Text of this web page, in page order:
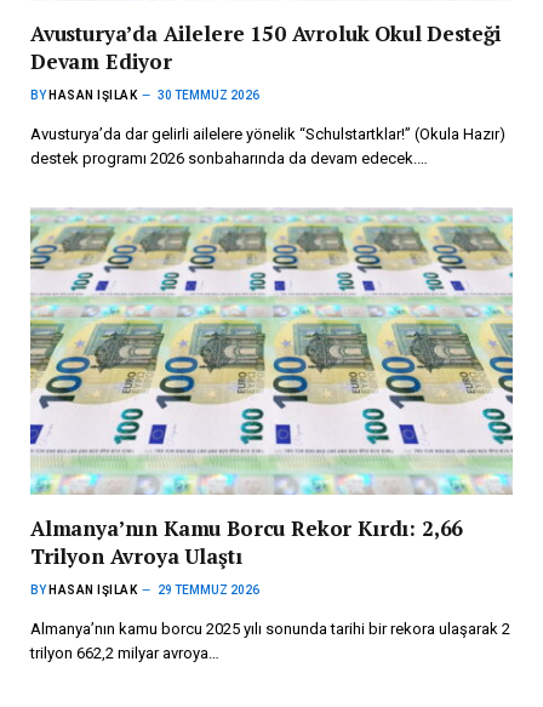
Avusturya’da Ailelere 150 Avroluk Okul Desteği
Devam Ediyor
BY HASAN IŞILAK 30 TEMMUZ 2026
Avusturya’da dar gelirli ailelere yönelik “Schulstartklar!” (Okula Hazır)
destek programı 2026 sonbaharında da devam edecek.…
Almanya’nın Kamu Borcu Rekor Kırdı: 2,66
Trilyon Avroya Ulaştı
BY HASAN IŞILAK 29 TEMMUZ 2026
Almanya’nın kamu borcu 2025 yılı sonunda tarihi bir rekora ulaşarak 2
trilyon 662,2 milyar avroya…